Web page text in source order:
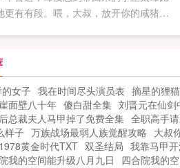
更有有段。喂，大叔，放开你的咸猪
的一声，男人被关在门外，萧北凌乱情
虚构，请勿模仿...
女子 我在时间尽头演员表 摘星的狸
面壁八十年 傻白甜全集 刘晋元在仙剑
总裁夫人马甲掉了免费全集 全职高手
样子 万族战场最弱人族觉醒攻略 大叔
黄金时代TXT 双圣结局 我靠马甲
我的空间能升级八月九日 四合院我的